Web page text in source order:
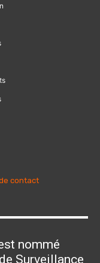
contact
nommé
Surveillance